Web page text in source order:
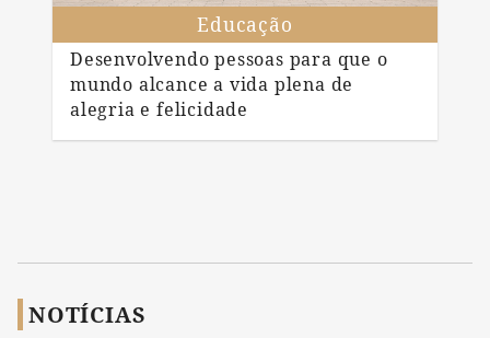
Educação
Desenvolvendo pessoas para que o
mundo alcance a vida plena de
alegria e felicidade
NOTÍCIAS